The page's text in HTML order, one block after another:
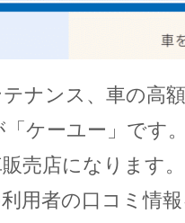
ナンス、車の高
ケーユー」です
売店になります。
用者の口コミ情